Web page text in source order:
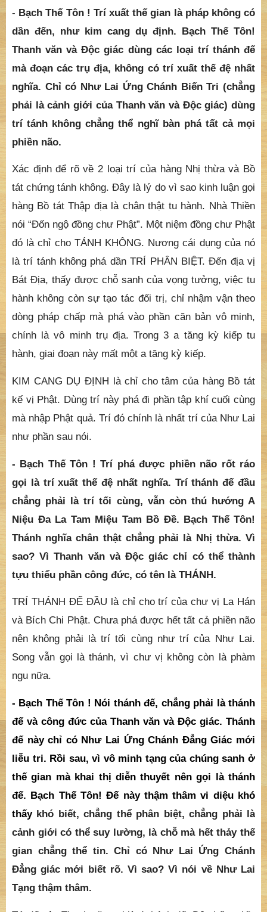
- Bạch Thế Tôn ! Trí xuất thế gian là pháp không có
dần đến, như kim cang dụ định. Bạch Thế Tôn!
Thanh văn và Độc giác dùng các loại trí thánh đế
mà đoạn các trụ địa, không có trí xuất thế đệ nhất
nghĩa. Chỉ có Như Lai Ứng Chánh Biến Tri (chẳng
phải là cảnh giới của Thanh văn và Độc giác) dùng
trí tánh không chẳng thể nghĩ bàn phá tất cả mọi
phiền não.
Xác định để rõ về 2 loại trí của hàng Nhị thừa và Bồ
tát chứng tánh không. Đây là lý do vì sao kinh luận gọi
hàng Bồ tát Thập địa là chân thật tu hành. Nhà Thiền
nói “Đốn ngộ đồng chư Phật”. Một niệm đồng chư Phật
đó là chỉ cho TÁNH KHÔNG. Nương cái dụng của nó
là trí tánh không phá dần TRÍ PHÂN BIỆT. Đến địa vị
Bát Địa, thấy được chỗ sanh của vọng tưởng, việc tu
hành không còn sự tạo tác đối trị, chỉ nhậm vận theo
dòng pháp chấp mà phá vào phần căn bản vô minh,
chính là vô minh trụ địa. Trong 3 a tăng kỳ kiếp tu
hành, giai đoạn này mất một a tăng kỳ kiếp.
KIM CANG DỤ ĐỊNH là chỉ cho tâm của hàng Bồ tát
kế vị Phật. Dùng trí này phá đi phần tập khí cuối cùng
mà nhập Phật quả. Trí đó chính là nhất trí của Như Lai
như phần sau nói.
- Bạch Thế Tôn ! Trí phá được phiền não rốt ráo
gọi là trí xuất thế đệ nhất nghĩa. Trí thánh đế đầu
chẳng phải là trí tối cùng, vẫn còn thú hướng A
Niệu Đa La Tam Miệu Tam Bồ Đề. Bạch Thế Tôn!
Thánh nghĩa chân thật chẳng phải là Nhị thừa. Vì
sao? Vì Thanh văn và Độc giác chỉ có thể thành
tựu thiểu phần công đức, có tên là THÁNH.
TRÍ THÁNH ĐẾ ĐẦU là chỉ cho trí của chư vị La Hán
và Bích Chi Phật. Chưa phá được hết tất cả phiền não
nên không phải là trí tối cùng như trí của Như Lai.
Song vẫn gọi là thánh, vì chư vị không còn là phàm
ngu nữa.
- Bạch Thế Tôn ! Nói thánh đế, chẳng phải là thánh
đế và công đức của Thanh văn và Độc giác. Thánh
đế này chỉ có Như Lai Ứng Chánh Đẳng Giác mới
liễu tri. Rồi sau, vì vô minh tạng của chúng sanh ở
thế gian mà khai thị diễn thuyết nên gọi là thánh
đế. Bạch Thế Tôn! Đế này thậm thâm vi diệu khó
thấykhó biết, chẳng thể phân biệt, chẳng phải là
cảnh giới có thể suy lường, là chỗ mà hết thảy thế
gian chẳng thể tin. Chỉ có Như Lai Ứng Chánh
Đẳng giác mới biết rõ. Vì sao? Vì nói về Như Lai
Tạng thậm thâm.